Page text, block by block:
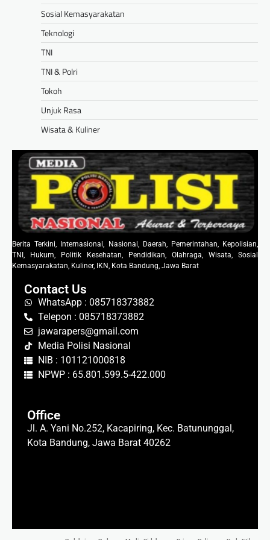
Sosial Kemasyarakatan
Teknologi
TNI
TNI & Polri
Tokoh
Unjuk Rasa
Wisata & Kuliner
Berita Terkini, Internasional, Nasional, Daerah, Pemerintahan, Kepolisian,
TNI, Hukum, Politik Kesehatan, Pendidikan, Olahraga, Wisata, Sosial
Kemasyarakatan, Kuliner, IKN, Kota Bandung, Jawa Barat
Contact Us
WhatsApp : 085718373882
Telepon : 085718373882
jawarapers@gmail.com
Media Polisi Nasional
NIB : 101121000818
NPWP : 65.801.599.5-422.000
Office
Jl. A. Yani No.252, Kacapiring, Kec. Batununggal,
Kota Bandung, Jawa Barat 40262